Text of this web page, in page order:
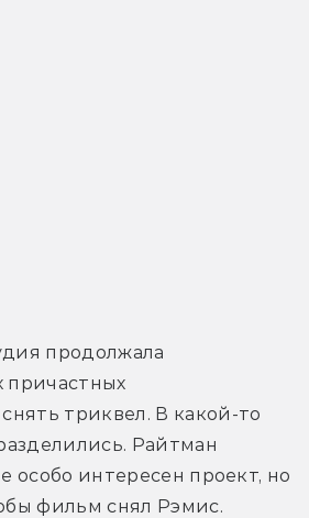
продолжала
причастных
триквел. В какой-то
Райтман
особо интересен проект, но
фильм снял Рэмис.